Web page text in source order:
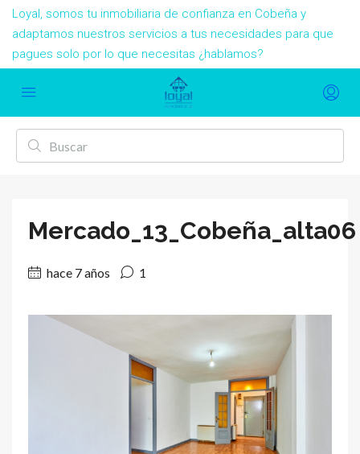
Loyal, somos tu inmobiliaria de confianza en Cobeña y
adaptamos nuestros servicios a tus necesidades para que
pagues solo por lo que necesitas ¿hablamos?
Mercado_13_Cobeña_alta06
hace 7 años 1